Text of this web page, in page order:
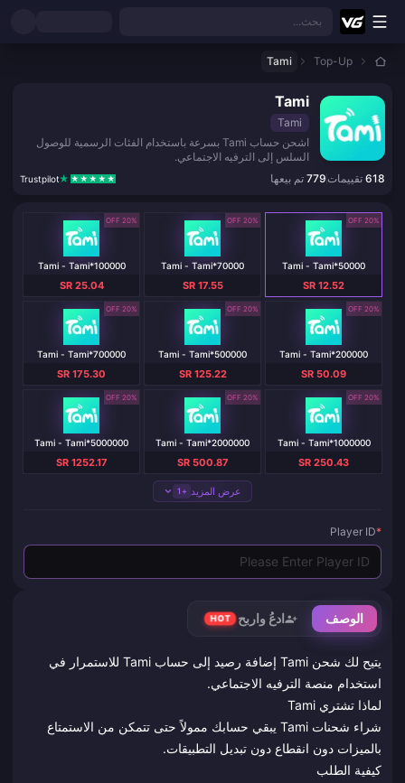
انتقل إلى المحتوى الرئيسي
بحث...
Top-Up
Tami
Tami
Tami
اشحن حساب Tami بسرعة باستخدام الفئات الرسمية للوصول
السلس إلى الترفيه الاجتماعي.
618 تقييمات779 تم بيعها Trustpilot
الوصف ادعُ واربح HOT
يتيح لك شحن Tami إضافة رصيد إلى حساب Tami للاستمرار في
استخدام منصة الترفيه الاجتماعي.
لماذا تشتري Tami
شراء شحنات Tami يبقي حسابك ممولاً حتى تتمكن من الاستمتاع
بالميزات دون انقطاع دون تبديل التطبيقات.
كيفية الطلب
20% OFF
Tami - Tami*50000
SR 12.52
20% OFF
Tami - Tami*70000
SR 17.55
20% OFF
Tami - Tami*100000
SR 25.04
20% OFF
Tami - Tami*200000
SR 50.09
20% OFF
Tami - Tami*500000
SR 125.22
20% OFF
Tami - Tami*700000
SR 175.30
20% OFF
Tami - Tami*1000000
SR 250.43
20% OFF
Tami - Tami*2000000
SR 500.87
20% OFF
Tami - Tami*5000000
SR 1252.17
عرض المزيد +1
*
Player ID